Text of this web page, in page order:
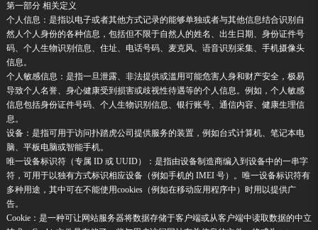
第一部分 相关定义
个人信息：是指以电子或者其他方式记录的能够单独或者与其他信息结合识别自
然人个人身份的各种信息，包括但不限于自然人的姓名、出生日期、身份证件号
码、个人生物识别信息、住址、电话号码、麦克风、语音识别采集、手机摄像头
信息。
个人敏感信息：是指一旦泄露、非法提供或滥用可能危害人身和财产安全，极易
导致个人名誉、身心健康受到损害或歧视性待遇等的个人信息。例如，个人敏感
信息包括身份证件号码、个人生物识别信息、银行账号、通信内容、健康生理信
息。
设备：是指可用于访问扑踏虎公司提供服务的装置，例如台式计算机、笔记本电
脑、平板电脑或智能手机。
唯一设备标识符（专属 ID 或 UUID）：是指由设备制造商编入到设备中的一串字
符，可用于以独有方式标识相应设备（例如手机的 IMEI 号）。唯一设备标识符有
多种用途，其中可在不能使用cookies（例如在移动应用程序中）时用以提供广
告。
Cookie：是一种可让网站服务器将数据存储于客户端或从客户端中读取数据的中立